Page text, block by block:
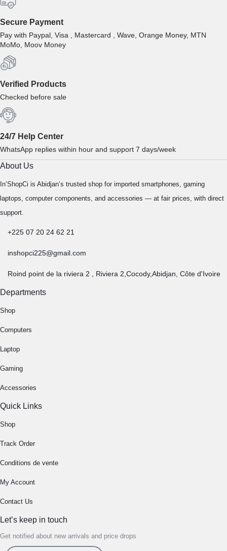
Secure Payment
Pay with Paypal, Visa , Mastercard , Wave, Orange Money, MTN
MoMo, Moov Money
Verified Products
Checked before sale
24/7 Help Center
WhatsApp replies within hour and support 7 days/week
About Us
In’ShopCi is Abidjan’s trusted shop for imported smartphones, gaming
laptops, computer components, and accessories — at fair prices, with direct
support.
+225 07 20 24 62 21
inshopci225@gmail.com
Roind point de la riviera 2 , Riviera 2,Cocody,Abidjan, Côte d'Ivoire
Departments
Shop
Computers
Laptop
Gaming
Accessories
Quick Links
Shop
Track Order
Conditions de vente
My Account
Contact Us
Let’s keep in touch
Get notified about new arrivals and price drops